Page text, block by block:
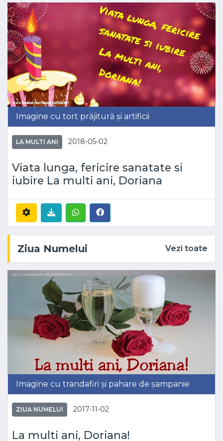
Imagine cu tort prăjitură și artificii
LA MULTI ANI 2018-05-02
Viata lunga, fericire sanatate si
iubire La multi ani, Doriana
Ziua Numelui Vezi toate
Imagine cu trandafiri și pahare de șampanie
ZIUA NUMELUI 2017-11-02
La multi ani, Doriana!